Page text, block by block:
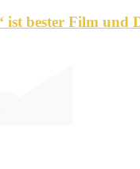
bester Film und